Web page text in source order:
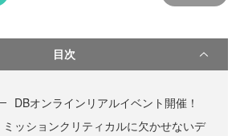
目次
DBオンラインリアルイベント開催！
ミッションクリティカルに欠かせないデ